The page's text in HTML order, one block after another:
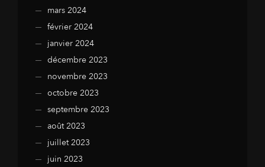
mars 2024
février 2024
janvier 2024
décembre 2023
novembre 2023
octobre 2023
septembre 2023
août 2023
juillet 2023
juin 2023